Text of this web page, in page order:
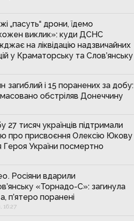
„пасуть“ дрони, їдемо
виклик»: куди ДСНС
на ліквідацію надзвичайних
у Краматорську та Слов’янську
загиблий і 15 поранених за добу:
обстріляв Донеччину
27 тисяч українців підтримали
про присвоєння Олексію Юкову
Героя України посмертно
Росіяни вдарили
«Торнадо-С»: загинула
п’ятеро поранені
16:27